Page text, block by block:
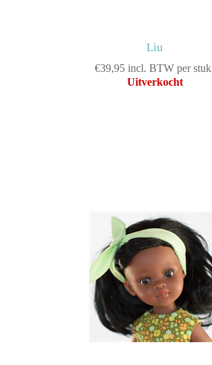
Liu
€39,95 incl. BTW per stuk
Uitverkocht